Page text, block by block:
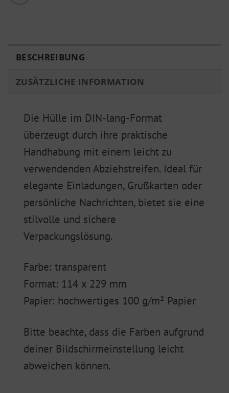
BESCHREIBUNG
ZUSÄTZLICHE INFORMATION
Die Hülle im DIN-lang-Format
überzeugt durch ihre praktische
Handhabung mit einem leicht zu
verwendenden Abziehstreifen. Ideal für
elegante Einladungen, Grußkarten oder
persönliche Nachrichten, bietet sie eine
stilvolle und sichere
Verpackungslösung.
Farbe: transparent
Format: 114 x 229 mm
Papier: hochwertiges 100 g/m² Papier
Bitte beachte, dass die Farben aufgrund
deiner Bildschirmeinstellung leicht
abweichen können.